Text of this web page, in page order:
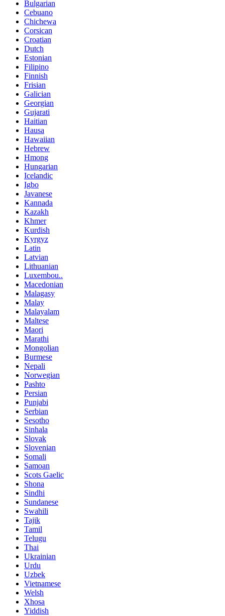
Bulgarian
Cebuano
Chichewa
Corsican
Croatian
Dutch
Estonian
Filipino
Finnish
Frisian
Galician
Georgian
Gujarati
Haitian
Hausa
Hawaiian
Hebrew
Hmong
Hungarian
Icelandic
Igbo
Javanese
Kannada
Kazakh
Khmer
Kurdish
Kyrgyz
Latin
Latvian
Lithuanian
Luxembou..
Macedonian
Malagasy
Malay
Malayalam
Maltese
Maori
Marathi
Mongolian
Burmese
Nepali
Norwegian
Pashto
Persian
Punjabi
Serbian
Sesotho
Sinhala
Slovak
Slovenian
Somali
Samoan
Scots Gaelic
Shona
Sindhi
Sundanese
Swahili
Tajik
Tamil
Telugu
Thai
Ukrainian
Urdu
Uzbek
Vietnamese
Welsh
Xhosa
Yiddish